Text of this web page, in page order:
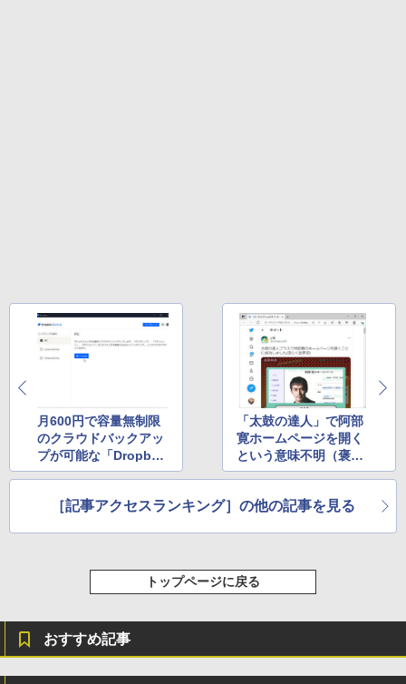
月600円で容量無制限
のクラウドバックアッ
プが可能な「Dropbox
Backup」について報
「太鼓の達人」で阿部
寛ホームページを開く
という意味不明（褒）
の偉業が達成されてし
トップ
［記事アクセスランキング］の他の記事を見る
トップページに戻る
おすすめ記事